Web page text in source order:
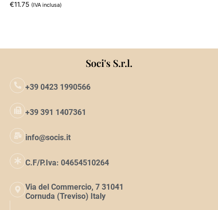
€11.75 (IVA inclusa)
Soci's S.r.l.
+39 0423 1990566
+39 391 1407361
info@socis.it
C.F/P.Iva: 04654510264
Via del Commercio, 7 31041
Cornuda (Treviso) Italy